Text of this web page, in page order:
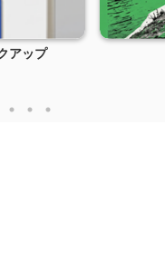
アップ